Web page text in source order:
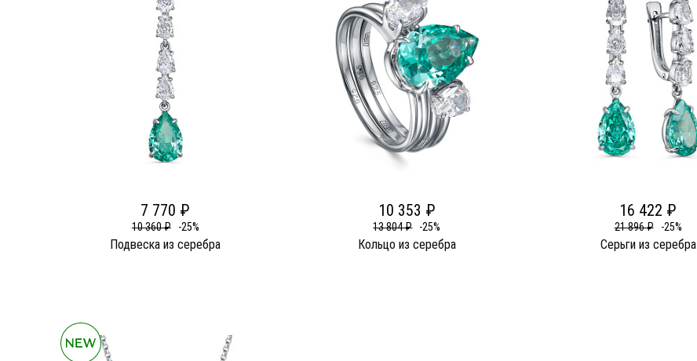
7 770 ₽
10 360 ₽ -25%
Подвеска из серебра
10 353 ₽
13 804 ₽ -25%
Кольцо из серебра
16 422 ₽
21 896 ₽ -25%
Серьги из серебра